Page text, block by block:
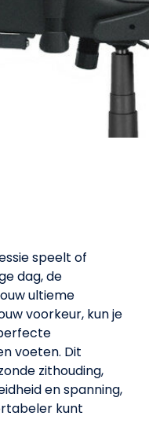
speelt of
dag, de
ultieme
voorkeur, kun je
voeten. Dit
zithouding,
en spanning,
kunt